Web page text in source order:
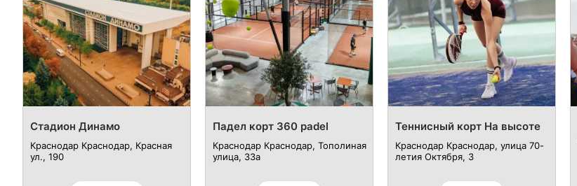
Стадион Динамо
Краснодар Краснодар, Красная
ул., 190
Падел корт 360 padel
Краснодар Краснодар, Тополиная
улица, 33а
Теннисный корт На высоте
Краснодар Краснодар, улица 70-
летия Октября, 3